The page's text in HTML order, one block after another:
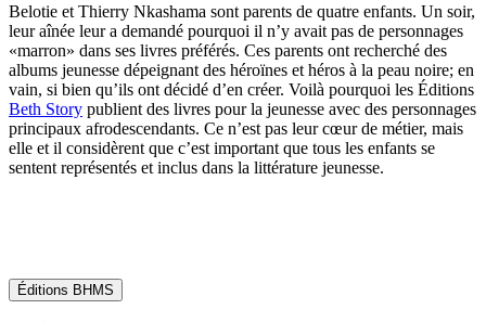
Belotie et Thierry Nkashama sont parents de quatre enfants. Un soir,
leur aînée leur a demandé pourquoi il n’y avait pas de personnages
«marron» dans ses livres préférés. Ces parents ont recherché des
albums jeunesse dépeignant des héroïnes et héros à la peau noire; en
vain, si bien qu’ils ont décidé d’en créer. Voilà pourquoi les Éditions
Beth Story publient des livres pour la jeunesse avec des personnages
principaux afrodescendants. Ce n’est pas leur cœur de métier, mais
elle et il considèrent que c’est important que tous les enfants se
sentent représentés et inclus dans la littérature jeunesse.
Éditions BHMS